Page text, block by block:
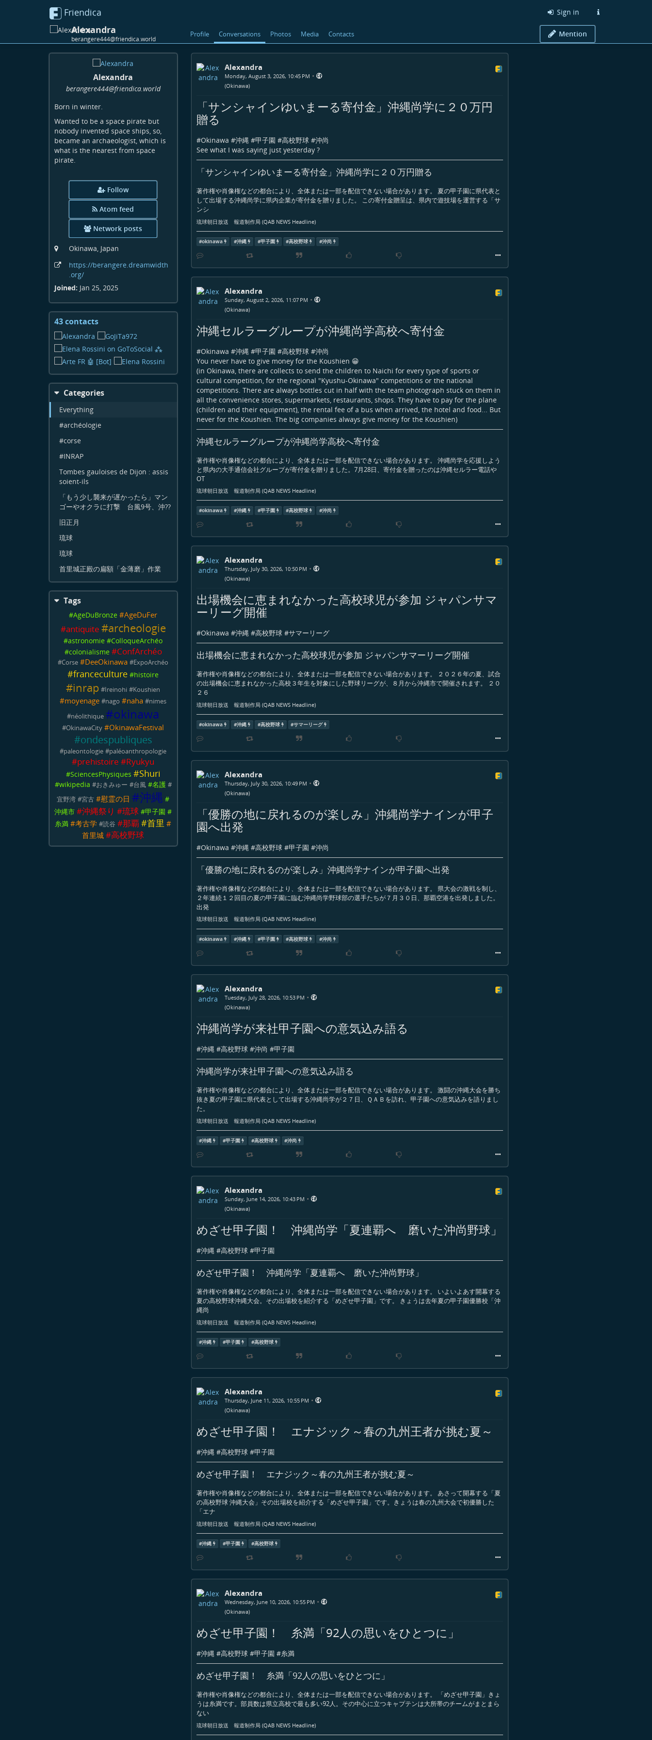
Friendica Sign in
Alexandra
berangere444@friendica.world
Profile Conversations Photos Media Contacts Mention
Alexandra
berangere444@friendica.world
Born in winter.
Wanted to be a space pirate but
nobody invented space ships, so,
became an archaeologist, which is
what is the nearest from space
pirate.
Follow
Atom feed
Network posts
Okinawa, Japan
https://berangere.dreamwidth
.org/
Joined: Jan 25, 2025
43 contactsView
contacts
Categories
Everything
#archéologie
#corse
#INRAP
Tombes gauloises de Dijon : assis
soient-ils
「もう少し襲来が遅かったら」マン
ゴーやオクラに打撃 台風9号、沖??
旧正月
琉球
琉球
首里城正殿の扁額「金薄磨」作業
Tags
#AgeDuBronze #AgeDuFer
#antiquite #archeologie
#astronomie #ColloqueArchéo
#colonialisme #ConfArchéo
#Corse #DeeOkinawa #ExpoArchéo
#franceculture #histoire
#inrap #Ireinohi #Koushien
#moyenage #nago #naha #nimes
#néolithique #okinawa
#OkinawaCity #OkinawaFestival
#ondespubliques
#paleontologie #paléoanthropologie
#prehistoire #Ryukyu
#SciencesPhysiques #Shuri
#wikipedia #おきみゅー #台風 #名護 #
宜野湾 #宮古 #慰霊の日 #沖縄 #
沖縄市 #沖縄祭り #琉球 #甲子園 #
糸満 #考古学 #読谷 #那覇#首里 #
首里城 #高校野球
Alexandra
Monday, August 3, 2026, 10:45 PM •
(Okinawa)
「サンシャインゆいまーる寄付金」沖縄尚学に２０万円
贈る
#Okinawa #沖縄#甲子園 #高校野球#沖尚
See what I was saying just yesterday ?
「サンシャインゆいまーる寄付金」沖縄尚学に２０万円贈る
著作権や肖像権などの都合により、全体または一部を配信できない場合があります。 夏の甲子園に県代表と
して出場する沖縄尚学に県内企業が寄付金を贈りました。 この寄付金贈呈は、県内で遊技場を運営する「サ
ンシ
琉球朝日放送 報道制作局 (QAB NEWS Headline)
#okinawa #沖縄 #甲子園 #高校野球 #沖尚
Alexandra
Sunday, August 2, 2026, 11:07 PM •
(Okinawa)
沖縄セルラーグループが沖縄尚学高校へ寄付金
#Okinawa #沖縄#甲子園 #高校野球#沖尚
You never have to give money for the Koushien 😁
(in Okinawa, there are collects to send the children to Naichi for every type of sports or
cultural competition, for the regional "Kyushu-Okinawa" competitions or the national
competitions. There are always bottles cut in half with the team photograph stuck on them in
all the convenience stores, supermarkets, restaurants, shops. They have to pay for the plane
(children and their equipment), the rental fee of a bus when arrived, the hotel and food... But
never for the Koushien. The big companies always give money for the Koushien)
沖縄セルラーグループが沖縄尚学高校へ寄付金
著作権や肖像権などの都合により、全体または一部を配信できない場合があります。 沖縄尚学を応援しよう
と県内の大手通信会社グループが寄付金を贈りました。7月28日、寄付金を贈ったのは沖縄セルラー電話や
OT
琉球朝日放送 報道制作局 (QAB NEWS Headline)
#okinawa #沖縄 #甲子園 #高校野球 #沖尚
Alexandra
Thursday, July 30, 2026, 10:50 PM •
(Okinawa)
出場機会に恵まれなかった高校球児が参加 ジャパンサマ
ーリーグ開催
#Okinawa #沖縄#高校野球#サマーリーグ
出場機会に恵まれなかった高校球児が参加 ジャパンサマーリーグ開催
著作権や肖像権などの都合により、全体または一部を配信できない場合があります。 ２０２６年の夏、試合
の出場機会に恵まれなかった高校３年生を対象にした野球リーグが、８月から沖縄市で開催されます。 ２０
２６
琉球朝日放送 報道制作局 (QAB NEWS Headline)
#okinawa #沖縄 #高校野球 #サマーリーグ
Alexandra
Thursday, July 30, 2026, 10:49 PM •
(Okinawa)
「優勝の地に戻れるのが楽しみ」沖縄尚学ナインが甲子
園へ出発
#Okinawa #沖縄 #高校野球#甲子園 #沖尚
「優勝の地に戻れるのが楽しみ」沖縄尚学ナインが甲子園へ出発
著作権や肖像権などの都合により、全体または一部を配信できない場合があります。 県大会の激戦を制し、
２年連続１２回目の夏の甲子園に臨む沖縄尚学野球部の選手たちが７月３０日、那覇空港を出発しました。
出発
琉球朝日放送 報道制作局 (QAB NEWS Headline)
#okinawa #沖縄 #甲子園 #高校野球 #沖尚
Alexandra
Tuesday, July 28, 2026, 10:53 PM •
(Okinawa)
沖縄尚学が来社甲子園への意気込み語る
#沖縄 #高校野球#沖尚 #甲子園
沖縄尚学が来社甲子園への意気込み語る
著作権や肖像権などの都合により、全体または一部を配信できない場合があります。 激闘の沖縄大会を勝ち
抜き夏の甲子園に県代表として出場する沖縄尚学が２７日、ＱＡＢを訪れ、甲子園への意気込みを語りまし
た。
琉球朝日放送 報道制作局 (QAB NEWS Headline)
#沖縄 #甲子園 #高校野球 #沖尚
Alexandra
Sunday, June 14, 2026, 10:43 PM •
(Okinawa)
めざせ甲子園！ 沖縄尚学「夏連覇へ 磨いた沖尚野球」
#沖縄#高校野球#甲子園
めざせ甲子園！ 沖縄尚学「夏連覇へ 磨いた沖尚野球」
著作権や肖像権などの都合により、全体または一部を配信できない場合があります。 いよいよあす開幕する
夏の高校野球沖縄大会。その出場校を紹介する「めざせ甲子園」です。 きょうは去年夏の甲子園優勝校「沖
縄尚
琉球朝日放送 報道制作局 (QAB NEWS Headline)
#沖縄 #甲子園 #高校野球
Alexandra
Thursday, June 11, 2026, 10:55 PM •
(Okinawa)
めざせ甲子園！ エナジック～春の九州王者が挑む夏～
#沖縄#高校野球#甲子園
めざせ甲子園！ エナジック～春の九州王者が挑む夏～
著作権や肖像権などの都合により、全体または一部を配信できない場合があります。 あさって開幕する「夏
の高校野球 沖縄大会」その出場校を紹介する「めざせ甲子園」です。きょうは春の九州大会で初優勝した
「エナ
琉球朝日放送 報道制作局 (QAB NEWS Headline)
#沖縄 #甲子園 #高校野球
Alexandra
Wednesday, June 10, 2026, 10:55 PM •
(Okinawa)
めざせ甲子園！ 糸満「92人の思いをひとつに」
#沖縄#高校野球#甲子園 #糸満
めざせ甲子園！ 糸満「92人の思いをひとつに」
著作権や肖像権などの都合により、全体または一部を配信できない場合があります。 「めざせ甲子園」きょ
うは糸満です。部員数は県立高校で最も多い92人。その中心に立つキャプテンは大所帯のチームがまとまら
ない
琉球朝日放送 報道制作局 (QAB NEWS Headline)